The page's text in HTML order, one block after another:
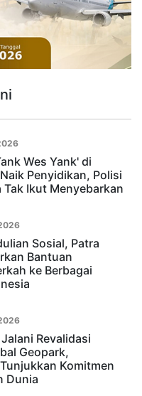
Wes Yank' di
Penyidikan, Polisi
Tak Ikut Menyebarkan
Sosial, Patra
Bantuan
ke Berbagai
Revalidasi
Geopark,
Komitmen
Dunia